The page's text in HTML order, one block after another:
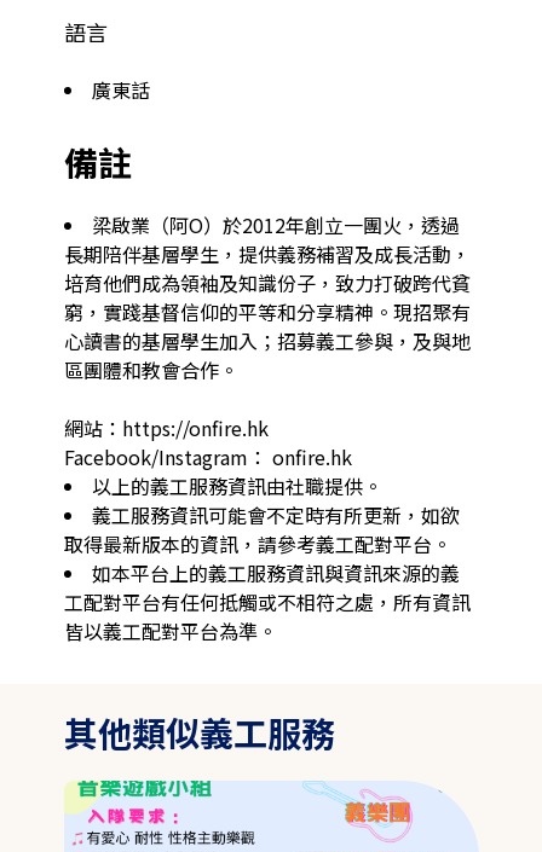
語言
廣東話
備註
梁啟業（阿O）於2012年創立一團火，透過
長期陪伴基層學生，提供義務補習及成長活動，
培育他們成為領袖及知識份子，致力打破跨代貧
窮，實踐基督信仰的平等和分享精神。現招聚有
心讀書的基層學生加入；招募義工參與，及與地
區團體和教會合作。
網站：https://onfire.hk
Facebook/Instagram： onfire.hk
以上的義工服務資訊由社職提供。
義工服務資訊可能會不定時有所更新，如欲
取得最新版本的資訊，請參考義工配對平台。
如本平台上的義工服務資訊與資訊來源的義
工配對平台有任何抵觸或不相符之處，所有資訊
皆以義工配對平台為準。
其他類似義工服務